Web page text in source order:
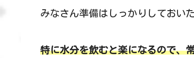
みなさん準備はしっかりしておい
特に水分を飲むと楽になるので、